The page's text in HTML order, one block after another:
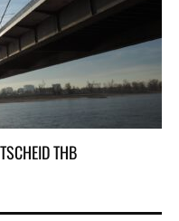
THB